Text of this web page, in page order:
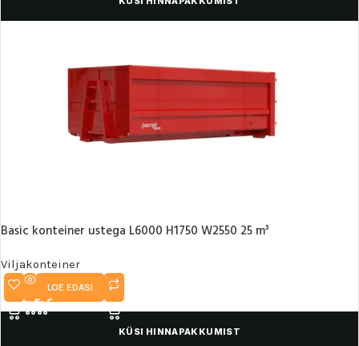
Basic konteiner ustega L6000 H1750 W2550 25 m³
Viljakonteiner
LOE EDASI
KÜSI HINNAPAKKUMIST